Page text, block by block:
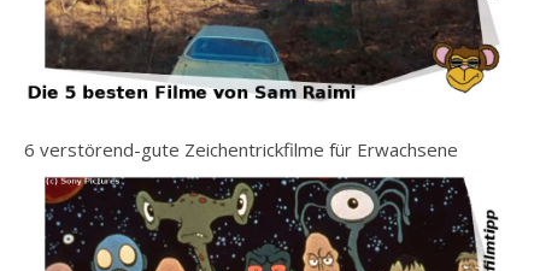
6 verstörend-gute Zeichentrickfilme für Erwachsene